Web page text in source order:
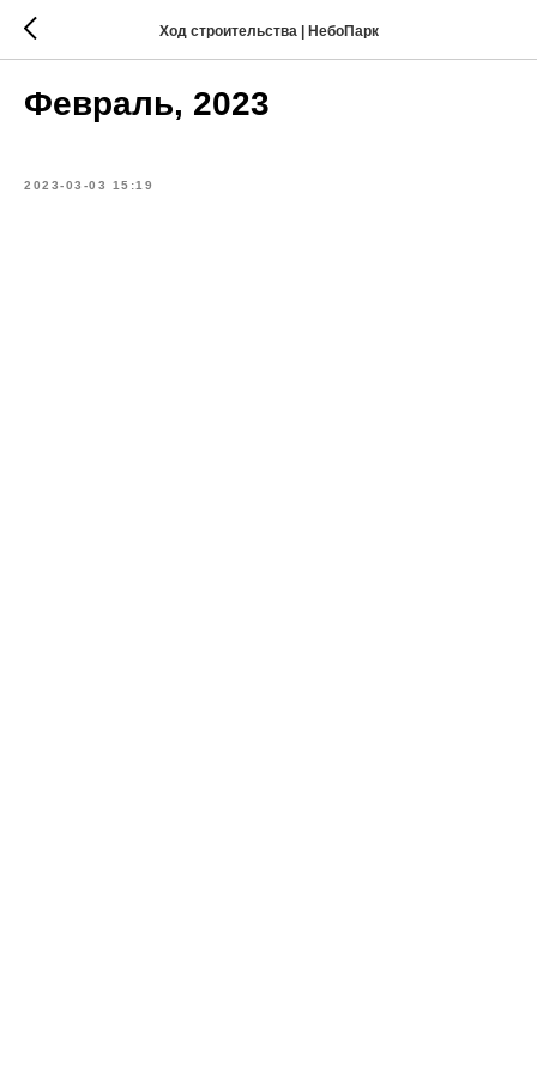
Ход строительства | НебоПарк
Февраль, 2023
2023-03-03 15:19